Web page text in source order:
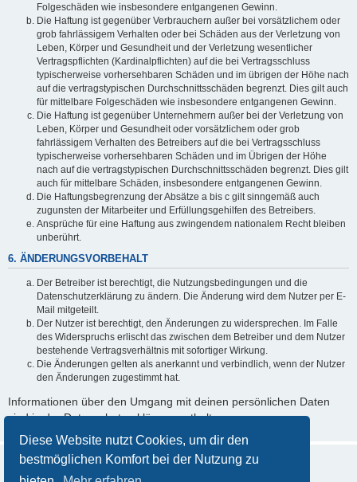
Diese Website nutzt Cookies, um dir den
bestmöglichen Komfort bei der Nutzung zu
Folgeschäden wie insbesondere entgangenen Gewinn.
Die Haftung ist gegenüber Verbrauchern außer bei vorsätzlichem oder
grob fahrlässigem Verhalten oder bei Schäden aus der Verletzung von
Leben, Körper und Gesundheit und der Verletzung wesentlicher
Vertragspflichten (Kardinalpflichten) auf die bei Vertragsschluss
typischerweise vorhersehbaren Schäden und im übrigen der Höhe nach
auf die vertragstypischen Durchschnittsschäden begrenzt. Dies gilt auch
für mittelbare Folgeschäden wie insbesondere entgangenen Gewinn.
Die Haftung ist gegenüber Unternehmern außer bei der Verletzung von
Leben, Körper und Gesundheit oder vorsätzlichem oder grob
fahrlässigem Verhalten des Betreibers auf die bei Vertragsschluss
typischerweise vorhersehbaren Schäden und im Übrigen der Höhe
nach auf die vertragstypischen Durchschnittsschäden begrenzt. Dies gilt
auch für mittelbare Schäden, insbesondere entgangenen Gewinn.
Die Haftungsbegrenzung der Absätze a bis c gilt sinngemäß auch
zugunsten der Mitarbeiter und Erfüllungsgehilfen des Betreibers.
Ansprüche für eine Haftung aus zwingendem nationalem Recht bleiben
unberührt.
6. ÄNDERUNGSVORBEHALT
Der Betreiber ist berechtigt, die Nutzungsbedingungen und die
Datenschutzerklärung zu ändern. Die Änderung wird dem Nutzer per E-
Mail mitgeteilt.
Der Nutzer ist berechtigt, den Änderungen zu widersprechen. Im Falle
des Widerspruchs erlischt das zwischen dem Betreiber und dem Nutzer
bestehende Vertragsverhältnis mit sofortiger Wirkung.
Die Änderungen gelten als anerkannt und verbindlich, wenn der Nutzer
den Änderungen zugestimmt hat.
Informationen über den Umgang mit deinen persönlichen Daten
sind in der Datenschutzerklärung enthalten.